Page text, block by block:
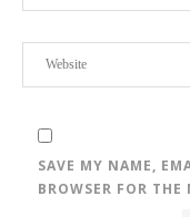
SAVE MY NAME,
BROWSER FOR